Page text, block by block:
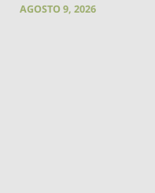
AGOSTO 9, 2026